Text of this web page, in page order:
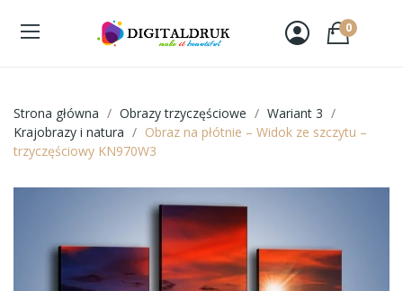
0
Strona główna Obrazy trzyczęściowe
Wariant 3
Krajobrazy i natura
Obraz na płótnie – Widok ze szczytu –
trzyczęściowy KN970W3